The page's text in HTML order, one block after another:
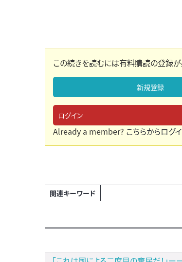
この続きを読むには有料購読の登録が
新規登録
ログイン
Already a member? こちらからログ
関連キーワード